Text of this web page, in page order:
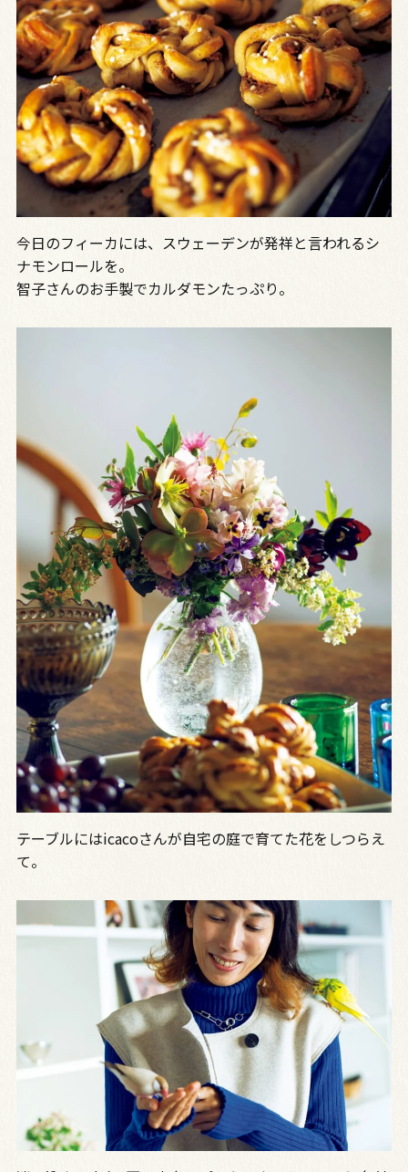
今日のフィーカには、スウェーデンが発祥と言われるシ
ナモンロールを。
智子さんのお手製でカルダモンたっぷり。
テーブルにはicacoさんが自宅の庭で育てた花をしつらえ
て。